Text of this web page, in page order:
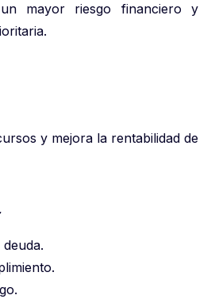
mayor riesgo financiero y
y mejora la rentabilidad de